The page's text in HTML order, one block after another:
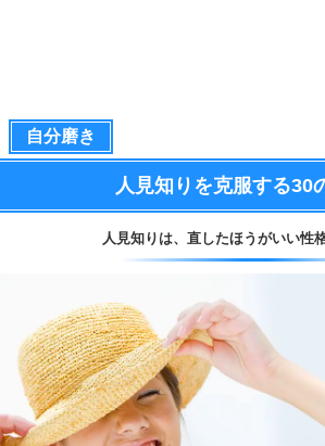
自分磨き
人見知りを克服する30
人見知りは、 直したほうがいい性